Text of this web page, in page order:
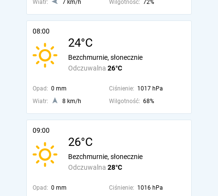
Wiatr: 7 km/h Wilgotność: 72%
08:00
24°C
Odczuwalna 26°C
Bezchmurnie, słonecznie
Opad: 0 mm Ciśnienie: 1017 hPa
Wiatr:
8 km/h Wilgotność: 68%
09:00
26°C
Odczuwalna 28°C
Bezchmurnie, słonecznie
Opad: 0 mm Ciśnienie: 1016 hPa